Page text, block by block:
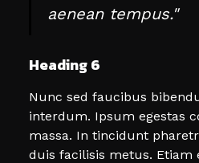
aenean tempus."
Heading 6
Nunc sed faucibus
interdum. Ipsum egestas
massa. In tincidunt
duis facilisis metus. Etiam